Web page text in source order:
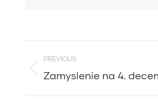
navigation
PREVIOUS
Previous
Zamyslenie na 4.